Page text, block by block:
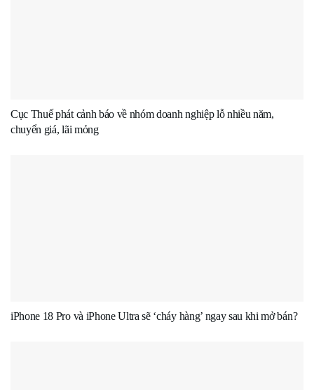
Cục Thuế phát cảnh báo về nhóm doanh nghiệp lỗ nhiều năm,
chuyển giá, lãi mỏng
iPhone 18 Pro và iPhone Ultra sẽ ‘cháy hàng’ ngay sau khi mở bán?